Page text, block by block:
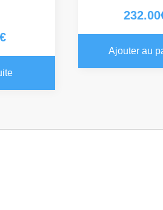
€
232.00
Ajouter au